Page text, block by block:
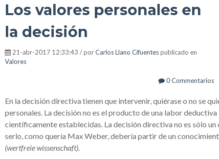
Los valores personales en
la decisión
21-abr-2017 12:33:43 / porCarlos Llano Cifuentespublicado en
Valores
0 Commentarios
En la decisión directiva tienen que intervenir, quiérase o no se
personales. La decisión no es el producto de una labor
científicamente establecidas. La decisión directiva no es sólo
serlo, como quería Max Weber, debería partir de un
(wertfreie wissenschaft).